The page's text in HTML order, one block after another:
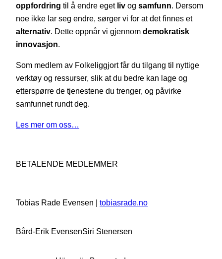
oppfordring til å endre eget liv og samfunn. Dersom
noe ikke lar seg endre, sørger vi for at det finnes et
alternativ. Dette oppnår vi gjennom demokratisk
innovasjon.
Som medlem av Folkeliggjort får du tilgang til nyttige
verktøy og ressurser, slik at du bedre kan lage og
etterspørre de tjenestene du trenger, og påvirke
samfunnet rundt deg.
Les mer om oss…
BETALENDE MEDLEMMER
Tobias Rade Evensen | tobiasrade.no
Bård-Erik EvensenSiri Stenersen